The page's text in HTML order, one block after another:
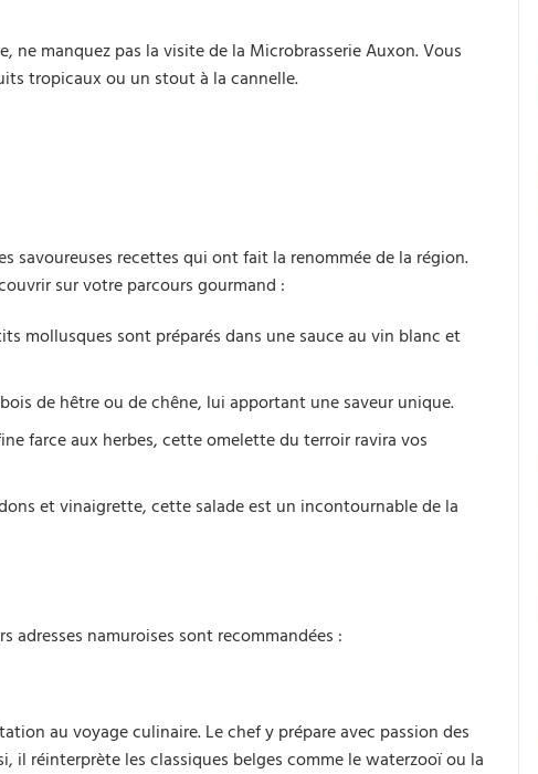
ne manquez pas la visite de la Microbrasserie Auxon. Vous
tropicaux ou un stout à la cannelle.
savoureuses recettes qui ont fait la renommée de la région.
sur votre parcours gourmand :
mollusques sont préparés dans une sauce au vin blanc et
de hêtre ou de chêne, lui apportant une saveur unique.
farce aux herbes, cette omelette du terroir ravira vos
et vinaigrette, cette salade est un incontournable de la
adresses namuroises sont recommandées :
au voyage culinaire. Le chef y prépare avec passion des
il réinterprète les classiques belges comme le waterzooï ou la